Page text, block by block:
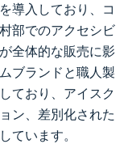
導入しており、コ
部でのアクセシビ
全体的な販売に影
ブランドと職人製
ており、アイスク
ン、差別化された
ています。